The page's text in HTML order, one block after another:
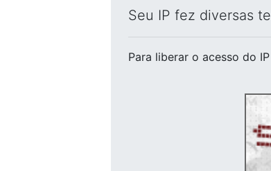
Seu IP fez diversas
Para liberar o acesso do IP